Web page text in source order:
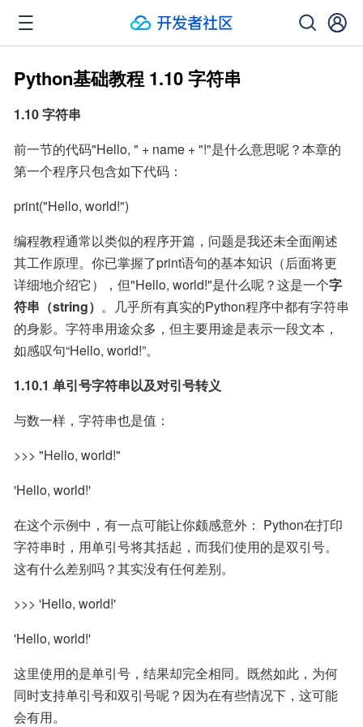
Python基础教程 1.10 字符串
1.10 字符串
前一节的代码"Hello, " + name + "!"是什么意思呢？本章的
第一个程序只包含如下代码：
print("Hello, world!")
编程教程通常以类似的程序开篇，问题是我还未全面阐述
其工作原理。你已掌握了print语句的基本知识（后面将更
详细地介绍它），但"Hello, world!"是什么呢？这是一个字
符串（string） 。几乎所有真实的Python程序中都有字符串
的身影。字符串用途众多，但主要用途是表示一段文本，
如感叹句“Hello, world!”。
1.10.1 单引号字符串以及对引号转义
与数一样，字符串也是值：
>>> "Hello, world!"
'Hello, world!'
在这个示例中，有一点可能让你颇感意外： Python在打印
字符串时，用单引号将其括起，而我们使用的是双引号。
这有什么差别吗？其实没有任何差别。
>>> 'Hello, world!'
'Hello, world!'
这里使用的是单引号，结果却完全相同。既然如此，为何
同时支持单引号和双引号呢？因为在有些情况下，这可能
会有用。